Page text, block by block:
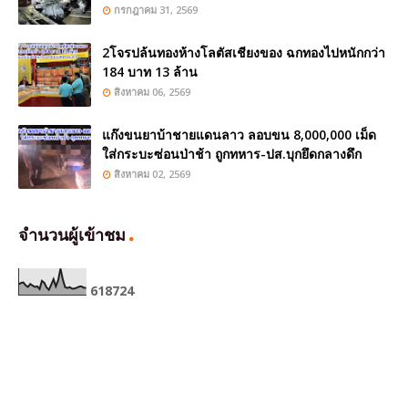
กรกฎาคม 31, 2569
2โจรปล้นทองห้างโลตัสเชียงของ ฉกทองไปหนักกว่า
184 บาท 13 ล้าน
สิงหาคม 06, 2569
แก๊งขนยาบ้าชายแดนลาว ลอบขน 8,000,000 เม็ด
ใส่กระบะซ่อนป่าช้า ถูกทหาร-ปส.บุกยึดกลางดึก
สิงหาคม 02, 2569
จำนวนผู้เข้าชม
618724